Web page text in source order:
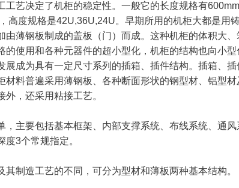
工艺决定了机柜的稳定性。一般它的长度规格有
高度规格是42U,36U,24U。早期所用的机柜大都是用
由薄钢板制成的盖板（门）而成。这种机柜的体积大
的使用和各种元器件的超小型化，机柜的结构也向小
展成为具有一定尺寸系列的插箱、插件结构。插箱、
材料普遍采用薄钢板、各种断面形状的钢型材、铝型
，还采用粘接工艺。
，主要包括基本框架、内部支撑系统、布线系统、通
3个常规指定。
其制造工艺的不同，可分为型材和薄板两种基本结构。